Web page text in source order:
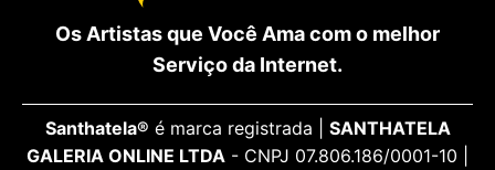
Os Artistas que Você Ama com o melhor
Serviço da Internet.
Santhatela® é marca registrada | SANTHATELA
GALERIA ONLINE LTDA - CNPJ 07.806.186/0001-10 |